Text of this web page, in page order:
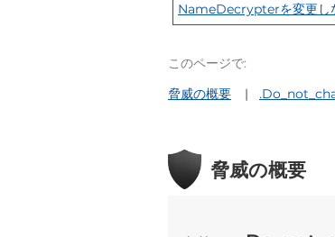
NameDecrypterを変更し
このページで:
脅威の概要
脅威の概要